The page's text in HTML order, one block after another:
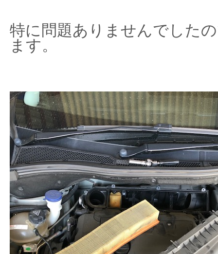
特に問題ありませんでした
ます。